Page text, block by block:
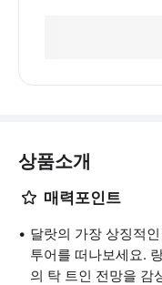
상품소개
매력포인트
달랏의 가장 상징적
투어를 떠나보세요.
의 탁 트인 전망을 감